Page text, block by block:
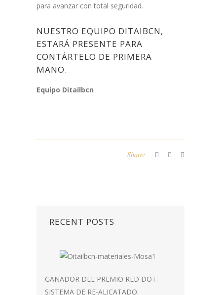
para avanzar con total seguridad.
NUESTRO EQUIPO DITAIBCN,
ESTARÁ PRESENTE PARA
CONTÁRTELO DE PRIMERA
MANO.
Equipo Ditailbcn
Share:
RECENT POSTS
GANADOR DEL PREMIO RED DOT:
SISTEMA DE RE-ALICATADO.